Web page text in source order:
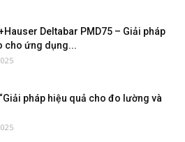
Deltabar PMD75 – Giải pháp
cho ứng dụng...
pháp hiệu quả cho đo lường và